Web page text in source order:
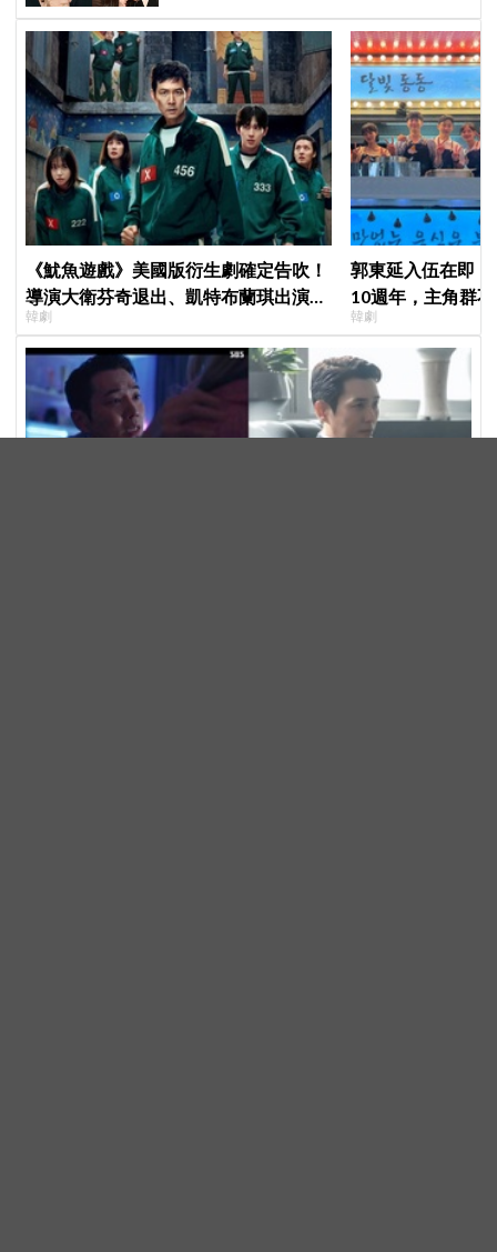
《魷魚遊戲》美國版衍生劇確定告吹！
導演大衛芬奇退出、凱特布蘭琪出演傳
聞也破局
韓劇
郭東延入伍在即
10週年，主角群
錄製特別節目
韓劇